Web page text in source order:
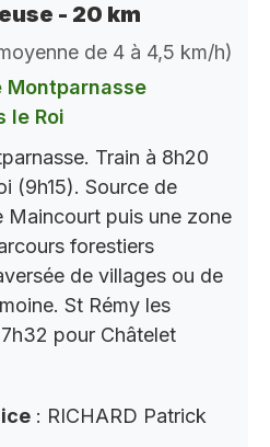
- 20 km
de 4 à 4,5 km/h)
Montparnasse
le Roi
Train à 8h20
(9h15). Source de
Maincourt puis une zone
forestiers
de villages ou de
St Rémy les
pour Châtelet
: RICHARD Patrick